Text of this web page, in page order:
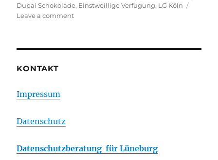
on
Dubai Schokolade, Einstweillige Verfügung, LG Köln
Leave a commenton
KONTAKT
Impressum
Datenschutz
Datenschutzberatung für Lüneburg